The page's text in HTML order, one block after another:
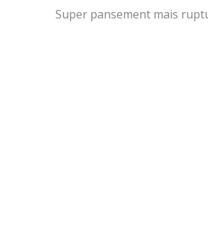
Super pansement mais